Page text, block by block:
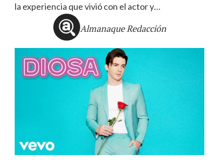
la experiencia que vivió con el actor y…
Almanaque Redacción